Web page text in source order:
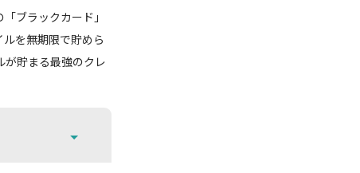
ブラックカード」
を無期限で貯めら
が貯まる最強のクレ